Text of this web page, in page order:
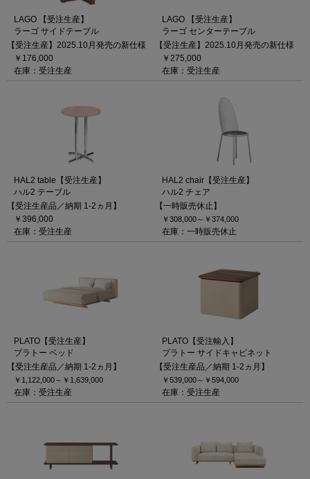
LAGO 【受注生産】
ラーゴ サイドテーブル
【受注生産】2025.10月発売の新仕様
￥176,000
在庫：受注生産
LAGO 【受注生産】
ラーゴ センターテーブル
【受注生産】2025.10月発売の新仕様
￥275,000
在庫：受注生産
HAL2 table【受注生産】
ハル2 テーブル
【受注生産品／納期 1-2ヵ月】
￥396,000
在庫：受注生産
HAL2 chair【受注生産】
ハル2 チェア
【一時販売休止】
￥308,000～ ￥374,000
在庫：一時販売休止
PLATO【受注生産】
プラトー ベッド
【受注生産品／納期 1-2ヵ月】
￥1,122,000～ ￥1,639,000
在庫：受注生産
PLATO【受注輸入】
プラトー サイドキャビネット
【受注生産品／納期 1-2ヵ月】
￥539,000～ ￥594,000
在庫：受注生産